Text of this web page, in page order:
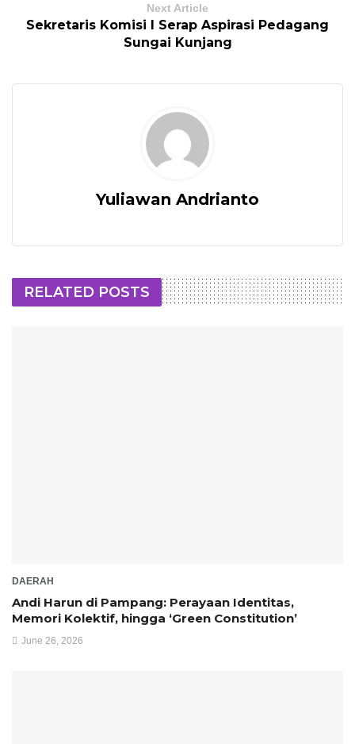
Next Article
Sekretaris Komisi I Serap Aspirasi Pedagang
Sungai Kunjang
Yuliawan Andrianto
RELATED POSTS
DAERAH
Andi Harun di Pampang: Perayaan Identitas,
Memori Kolektif, hingga ‘Green Constitution’
June 26, 2026